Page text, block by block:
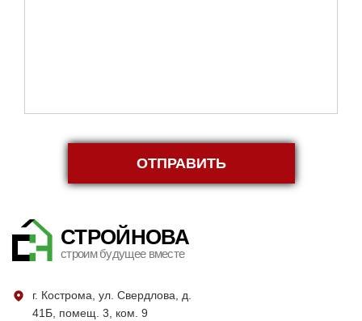
ОТПРАВИТЬ
СТРОЙНОВА
строим будущее вместе
г. Кострома, ул. Свердлова, д.
41Б, помещ. 3, ком. 9